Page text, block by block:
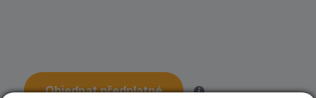
Objednat předplatné